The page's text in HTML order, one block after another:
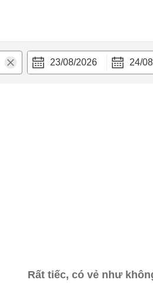
23/08/2026 24/
Rất tiếc, có vẻ như